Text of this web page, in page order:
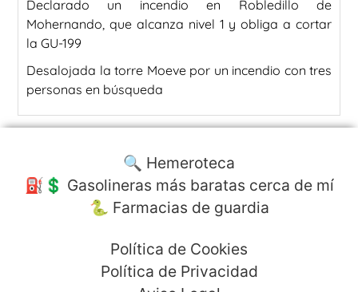
Declarado un incendio en Robledillo de
Mohernando, que alcanza nivel 1 y obliga a cortar
la GU-199
Desalojada la torre Moeve por un incendio con tres
personas en búsqueda
🔍 Hemeroteca
⛽️💲 Gasolineras más baratas cerca de mí
🐍 Farmacias de guardia
Política de Cookies
Política de Privacidad